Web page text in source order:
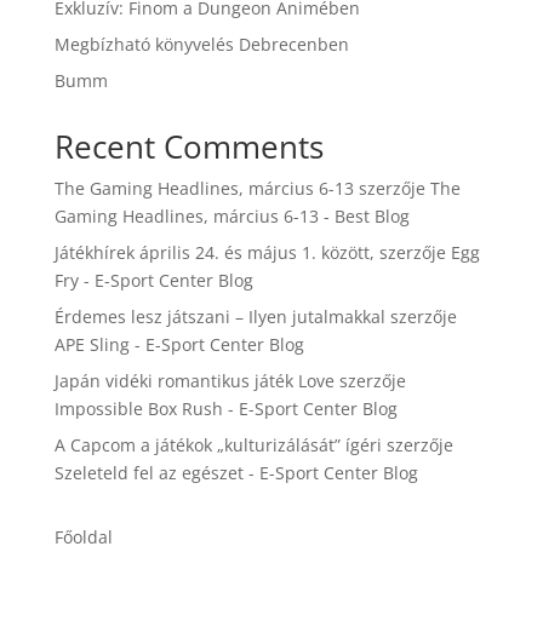
Exkluzív: Finom a Dungeon Animében
Megbízható könyvelés Debrecenben
Bumm
Recent Comments
The Gaming Headlines, március 6-13 szerzője The
Gaming Headlines, március 6-13 - Best Blog
Játékhírek április 24. és május 1. között, szerzője Egg
Fry - E-Sport Center Blog
Érdemes lesz játszani – Ilyen jutalmakkal szerzője
APE Sling - E-Sport Center Blog
Japán vidéki romantikus játék Love szerzője
Impossible Box Rush - E-Sport Center Blog
A Capcom a játékok „kulturizálását” ígéri szerzője
Szeleteld fel az egészet - E-Sport Center Blog
Főoldal